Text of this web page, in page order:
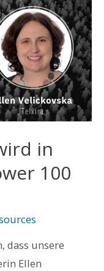
in
100
dass unsere
Ellen